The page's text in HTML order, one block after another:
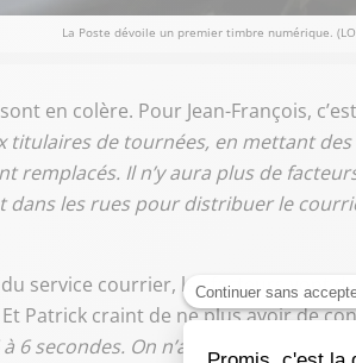
La Poste dévoile un premier timbre numérique.
en colère. Pour Jean-François,
titulaires de tournées, en mettant
remplacés. Il n’y aura plus de
les rues pour distribuer le
service courrier, les facteurs vont
Patrick craint de ne plus avoir de
6 secondes. On n’aura donc même